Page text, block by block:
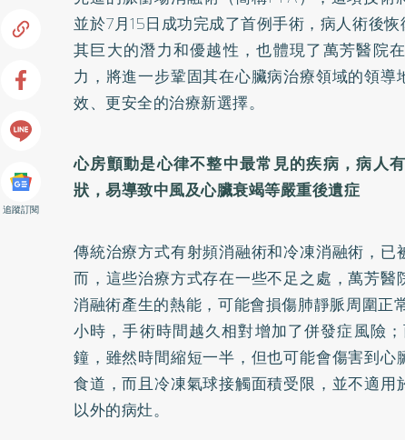
追蹤訂閱
並於7月15日成功完成了首例手術，病人術後
其巨大的潛力和優越性，也體現了萬芳醫院
力，將進一步鞏固其在心臟病治療領域的領
效、更安全的治療新選擇。
心房顫動是心律不整中最常見的疾病，病人
狀，易導致中風及心臟衰竭等嚴重後遺症
傳統治療方式有射頻消融術和冷凍消融術，
而，這些治療方式存在一些不足之處，萬芳
消融術產生的熱能，可能會損傷肺靜脈周圍正
小時，手術時間越久相對增加了併發症風險
鐘，雖然時間縮短一半，但也可能會傷害到
食道，而且冷凍氣球接觸面積受限，並不適
以外的病灶。